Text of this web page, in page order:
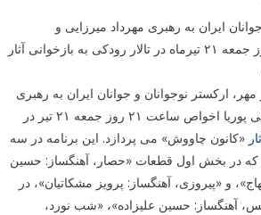
ایران به رهبری مهرداد میرزایی و
خوانندگی پوریا اخواص روز جمعه ۲۱ تیرماه در تالار رودکی به بازخوانی آثار
مهر، ارکستر نوجوانان و جوانان ایران به رهبری
مهرداد میرزایی و خوانندگی پوریا اخواص ساعت ۲۱ روز جمعه ۲۱ تیر در
«کانون چاووش» می پردازد. این برنامه در سه
در بخش اول قطعات «حصار، آهنگساز: حسین
و «پیروزی، آهنگساز: پرویز مشکاتیان»، در
آهنگساز: حسین علیزاده»، «شب نورد،